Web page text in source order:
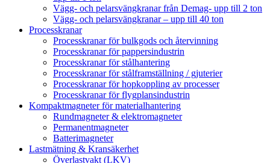
Vägg- och pelarsvängkranar från Demag- upp till 2 ton
Vägg- och pelarsvängkranar – upp till 40 ton
Processkranar
Processkranar för bulkgods och återvinning
Processkranar för pappersindustrin
Processkranar för stålhantering
Processkranar för stålframställning / gjuterier
Processkranar för hopkoppling av processer
Processkranar för flygplansindustrin
Kompaktmagneter för materialhantering
Rundmagneter & elektromagneter
Permanentmagneter
Batterimagneter
Lastmätning & Kransäkerhet
Överlastvakt (LKV)